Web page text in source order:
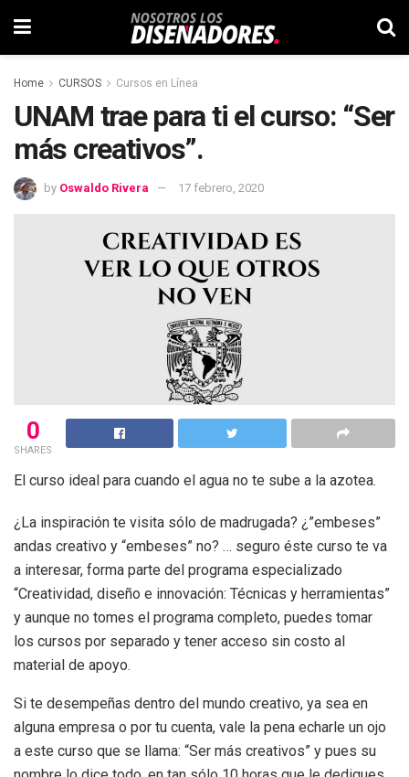
Home CURSOS Cursos en Línea
UNAM trae para ti el curso: “Ser
más creativos”.
by Oswaldo Rivera 17 febrero, 2020
0
SHARES
El curso ideal para cuando el agua no te sube a la azotea.
¿La inspiración te visita sólo de madrugada? ¿”embeses”
andas creativo y “embeses” no? … seguro éste curso te va
a interesar, forma parte del programa especializado
“Creatividad, diseño e innovación: Técnicas y herramientas”
y aunque no tomes el programa completo, puedes tomar
los cursos por separado y tener acceso sin costo al
material de apoyo.
Si te desempeñas dentro del mundo creativo, ya sea en
alguna empresa o por tu cuenta, vale la pena echarle un ojo
a este curso que se llama: “Ser más creativos” y pues su